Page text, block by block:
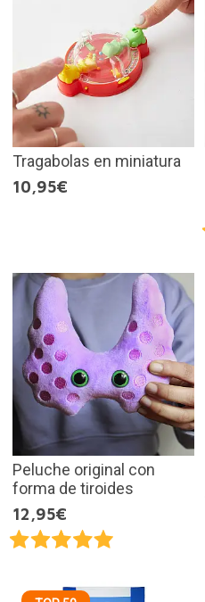
Tragabolas en miniatura
10,95€
Peluche original con
forma de tiroides
12,95€